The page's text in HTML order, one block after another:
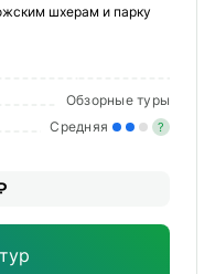
шхерам и парку
Обзорные туры
Средняя ?